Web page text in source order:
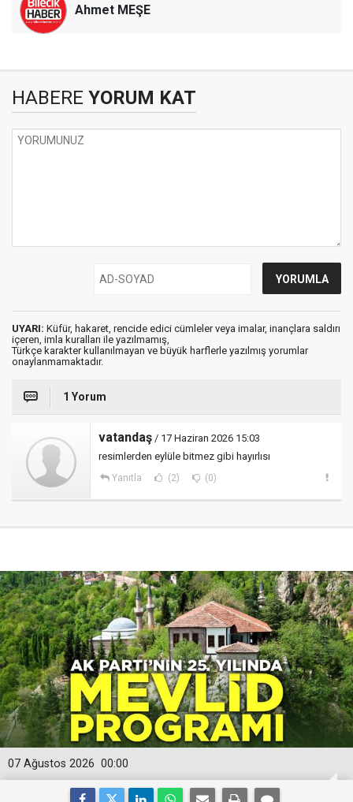
Ahmet MEŞE
HABERE YORUM KAT
UYARI: Küfür, hakaret, rencide edici cümleler veya imalar, inançlara saldırı
içeren, imla kuralları ile yazılmamış,
Türkçe karakter kullanılmayan ve büyük harflerle yazılmış yorumlar
onaylanmamaktadır.
1 Yorum
vatandaş / 17 Haziran 2026 15:03
resimlerden eylüle bitmez gibi hayırlısı
Yanıtla (2) (0)
00:00
07 Ağustos 2026